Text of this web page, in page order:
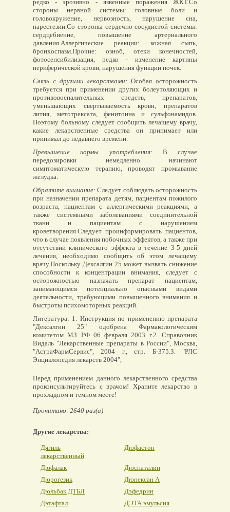
редко - эрозивно - язвенные поражения ЖКТ.Со
стороны нервной системы: головные боли и
головокружение, нервозность, нарушение сна,
парестезии.Со стороны сердечно-сосудистой системы:
сердцебиение, повышение артериального
давления.Аллергические реакции: кожная сыпь,
бронхоспазм.Прочие: озноб, отеки конечностей,
фотосенсибилизация, редко - изменение картины
периферической крови, нарушения функции почек.
Связь с другими лекарствами: Особая осторожность
требуется при применении других болеутоляющих и
противовоспалительных средств, препаратов,
уменьшающих свертываемость крови, препаратов
лития, метотрексата, фенитоина и сульфонамидов.
Поэтому больному следует сообщить лечащему врачу,
какие лекарственные средства он принимает или
принимал до недавнего времени.
Превышение нормы употребления: В случае
передозировки немедленно начинают
симптоматическую терапию, проводят промывание
желудка.
Обратите внимание:Следует соблюдать осторожность
при назначении препарата детям, пациентам пожилого
возраста, пациентам с аллергическими реакциями, а
также системными заболеваниями соединительной
ткани и пациентам с нарушением
кроветворения.Следует проинформировать пациентов,
что в случае появления побочных эффектов, а также при
отсутствии клинического эффекта в течение 3-5 дней
лечения, необходимо сообщить об этом лечащему
врачу.Поскольку Дексалгин 25 может вызвать снижение
способности к концентрации внимания, следует с
осторожностью назначать препарат пациентам,
занимающимся потенциально опасными видами
деятельности, требующими повышенного внимания и
быстроты психомоторных реакций.
Литература: 1. Инструкция по применению препарата
"Дексалгин 25" одобрена Фармакологическим
комитетом МЗ РФ 06 февраля 2003 г.2. Справочник
Видаль "Лекарственные препараты в России", Москва,
"АстраФармСервис", 2004 г., стр. Б-375.3. "РЛС
Энциклопедия лекарств 2004",
Перед применением данного лекарственного средства
проконсультируйтесь с врачом! Храните лекарство в
прохладном и темном месте!
Прочитано: 2640 раз(а)
Другие лекарства:
Дягиль
лекарственный
Дюфастон
Дюфалак
Дюспаталин
Дюрогезик
Дюнексан А
Дюльбак ДТБЛ
Дэфедрин
Дэтафтал
ДЭТА эмульсия